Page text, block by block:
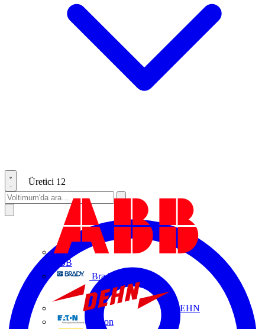
Üretici 12
ABB
Brady
DEHN
Eaton